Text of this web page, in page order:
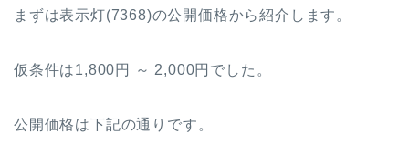
まずは表示灯(7368)の公開価格から紹介します。
仮条件は1,800円 ～ 2,000円でした。
公開価格は下記の通りです。